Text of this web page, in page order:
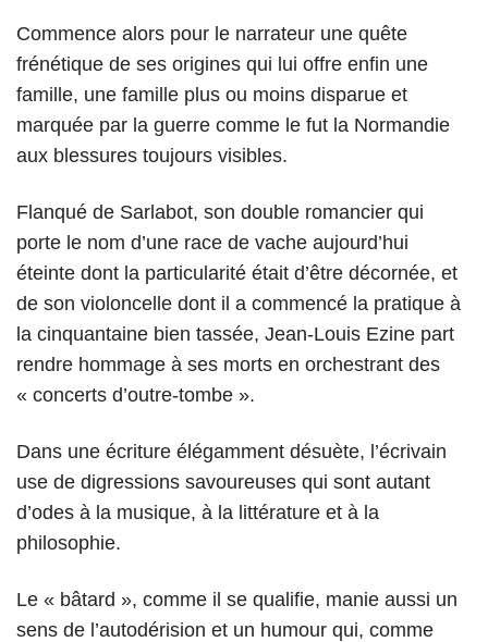
Commence alors pour le narrateur une quête
frénétique de ses origines qui lui offre enfin une
famille, une famille plus ou moins disparue et
marquée par la guerre comme le fut la Normandie
aux blessures toujours visibles.
Flanqué de Sarlabot, son double romancier qui
porte le nom d’une race de vache aujourd’hui
éteinte dont la particularité était d’être décornée, et
de son violoncelle dont il a commencé la pratique à
la cinquantaine bien tassée, Jean-Louis Ezine part
rendre hommage à ses morts en orchestrant des
« concerts d’outre-tombe ».
Dans une écriture élégamment désuète, l’écrivain
use de digressions savoureuses qui sont autant
d’odes à la musique, à la littérature et à la
philosophie.
Le « bâtard », comme il se qualifie, manie aussi un
sens de l’autodérision et un humour qui, comme